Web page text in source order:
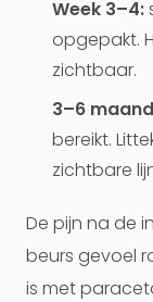
Week 3–4:
opgepakt.
zichtbaar.
3–6
bereikt.
zichtbare
De pijn na de
beurs gevoel
is met